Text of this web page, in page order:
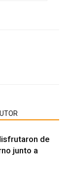
de
junto a